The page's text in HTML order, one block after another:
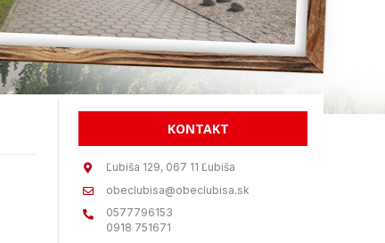
KONTAKT
Ľubiša 129, 067 11 Ľubiša
obeclubisa@obeclubisa.sk
0577796153
0918 751671